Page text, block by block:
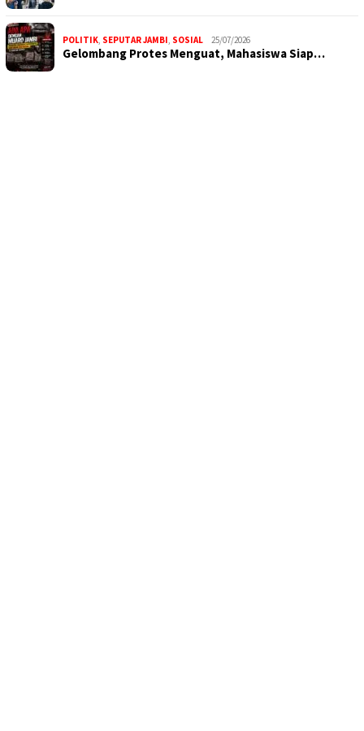
POLITIK, SEPUTAR JAMBI, SOSIAL 25/07/2026
Gelombang Protes Menguat, Mahasiswa Siap…